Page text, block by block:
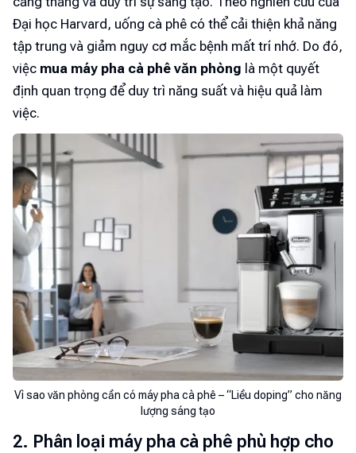
Đại học Harvard, uống cà phê có thể cải thiện khả năng
tập trung và giảm nguy cơ mắc bệnh mất trí nhớ. Do đó,
việc mua máy pha cà phê văn phòng là một quyết
định quan trọng để duy trì năng suất và hiệu quả làm
việc.
Vì sao văn phòng cần có máy pha cà phê – “Liều doping” cho năng
lượng sáng tạo
2. Phân loại máy pha cà phê phù hợp cho